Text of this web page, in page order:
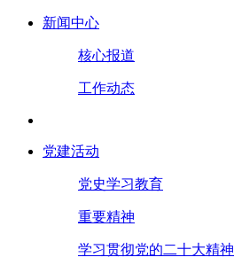
新闻中心
核心报道
工作动态
党建活动
党史学习教育
重要精神
学习贯彻党的二十大精神